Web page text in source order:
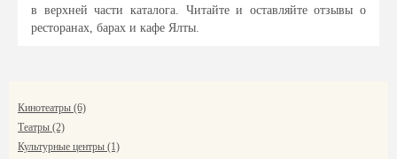
в верхней части каталога. Читайте и оставляйте отзывы о
ресторанах, барах и кафе Ялты.
Кинотеатры (6)
Театры (2)
Культурные центры (1)